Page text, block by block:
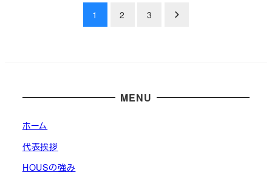
ジ
送
1 2 3
MENU
ホーム
代表挨拶
HOUSの強み